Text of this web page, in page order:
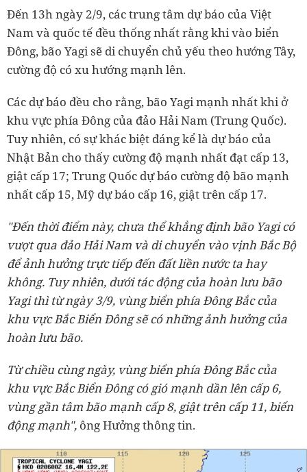
Đến 13h ngày 2/9, các trung tâm dự báo của Việt
Nam và quốc tế đều thống nhất rằng khi vào biển
Đông, bão Yagi sẽ di chuyển chủ yếu theo hướng Tây,
cường độ có xu hướng mạnh lên.
Các dự báo đều cho rằng, bão Yagi mạnh nhất khi ở
khu vực phía Đông của đảo Hải Nam (Trung Quốc).
Tuy nhiên, có sự khác biệt đáng kể là dự báo của
Nhật Bản cho thấy cường độ mạnh nhất đạt cấp 13,
giật cấp 17; Trung Quốc dự báo cường độ bão mạnh
nhất cấp 15, Mỹ dự báo cấp 16, giật trên cấp 17.
"Đến thời điểm này, chưa thể khẳng định bão Yagi có
vượt qua đảo Hải Nam và di chuyển vào vịnh Bắc Bộ
để ảnh hưởng trực tiếp đến đất liền nước ta hay
không. Tuy nhiên, dưới tác động của hoàn lưu bão
Yagi thì từ ngày 3/9, vùng biển phía Đông Bắc của
khu vực Bắc Biển Đông sẽ có những ảnh hưởng của
hoàn lưu bão.
Từ chiều cùng ngày, vùng biển phía Đông Bắc của
khu vực Bắc Biển Đông có gió mạnh dần lên cấp 6,
vùng gần tâm bão mạnh cấp 8, giật trên cấp 11, biển
động mạnh", ông Hưởng thông tin.